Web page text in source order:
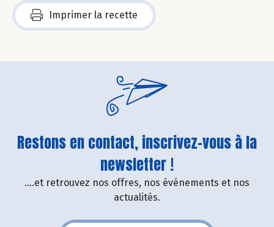
Imprimer la recette
Restons en contact, inscrivez-vous à la
newsletter !
....et retrouvez nos offres, nos événements et nos
actualités.